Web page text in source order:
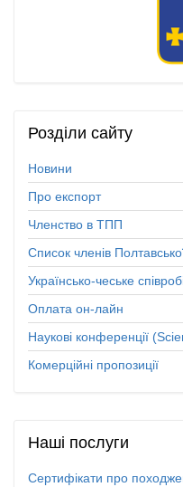
Розділи сайту
Новини
Про експорт
Членство в ТПП
Список членів
Українсько-чеське
Оплата он-лайн
Наукові конференції
Комерційні пропозиції
Наші послуги
Сертифікати про